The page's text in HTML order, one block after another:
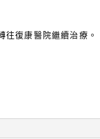
往復康醫院繼續治療。